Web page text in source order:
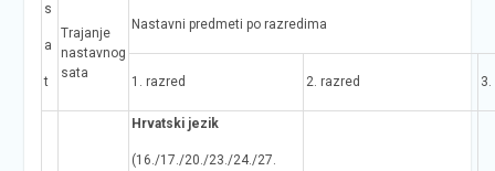
s
a
t
Trajanje
nastavnog
sata
Nastavni predmeti po razredima
1. razred 2. razred
Hrvatski jezik
(16./17./20./23./24./27.